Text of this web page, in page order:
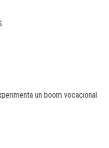
un boom vocacional